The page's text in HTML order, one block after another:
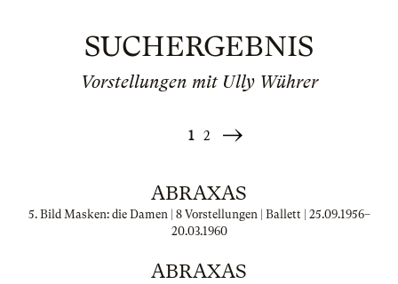
SUCHERGEBNIS
Vorstellungen mit Ully Wührer
1 2
Weiter
ABRAXAS
5. Bild Masken: die Damen | 8 Vorstellungen | Ballett | 25.09.1956–
20.03.1960
ABRAXAS